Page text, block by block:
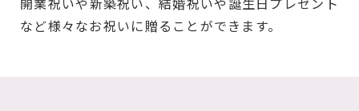
など様々なお祝いに贈ることができます。